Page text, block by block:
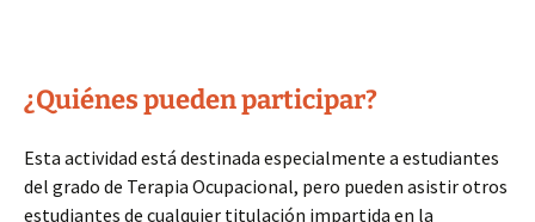
¿Quiénes pueden participar?
Esta actividad está destinada especialmente a estudiantes
del grado de Terapia Ocupacional, pero pueden asistir otros
estudiantes de cualquier titulación impartida en la